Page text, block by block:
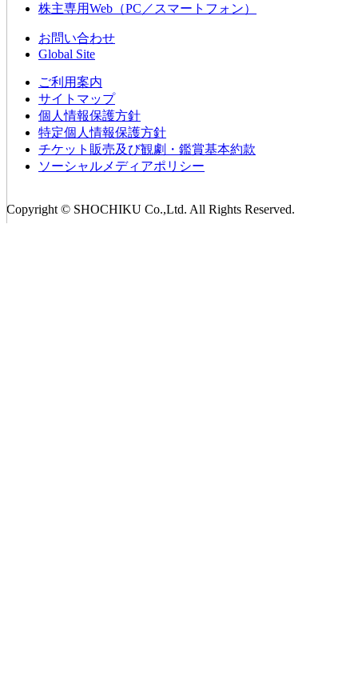
株主専用Web（PC／スマートフォン）
お問い合わせ
Global Site
ご利用案内
サイトマップ
個人情報保護方針
特定個人情報保護方針
チケット販売及び観劇・鑑賞基本約款
ソーシャルメディアポリシー
Copyright © SHOCHIKU Co.,Ltd. All Rights Reserved.